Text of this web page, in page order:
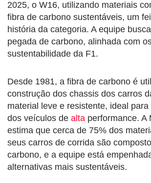
2025, o W16, utilizando materiais
fibra de carbono sustentáveis, um
história da categoria. A equipe
pegada de carbono, alinhada com
sustentabilidade da F1.
Desde 1981, a fibra de carbono é
construção dos chassis dos carros
material leve e resistente, ideal
dos veículos de alta performance. A
estima que cerca de 75% dos
seus carros de corrida são
carbono, e a equipe está
alternativas mais sustentáveis.